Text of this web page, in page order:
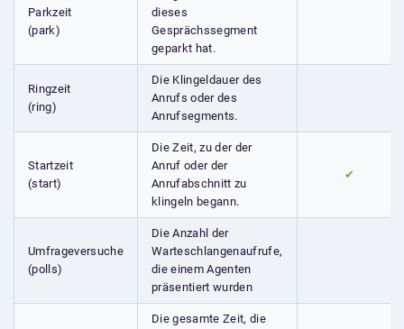
Parkzeit
(park)
dieses
Gesprächssegment
geparkt hat.
Ringzeit
(ring)
Die Klingeldauer des
Anrufs oder des
Anrufsegments.
Startzeit
(start)
Die Zeit, zu der der
Anruf oder der
Anrufabschnitt zu
klingeln begann.
✔
Umfrageversuche
(polls)
Die Anzahl der
Warteschlangenaufrufe,
die einem Agenten
präsentiert wurden
Die gesamte Zeit, die